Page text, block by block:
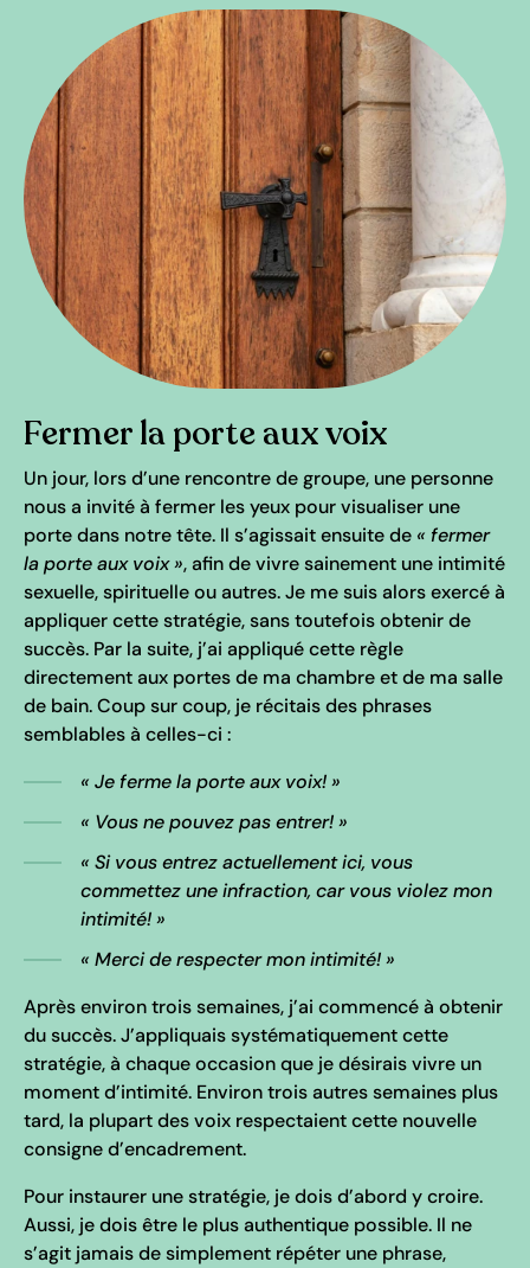
Fermer la porte aux voix
Un jour, lors d’une rencontre de groupe, une personne
nous a invité à fermer les yeux pour visualiser une
porte dans notre tête. Il s’agissait ensuite de « fermer
la porte aux voix », afin de vivre sainement une intimité
sexuelle, spirituelle ou autres. Je me suis alors exercé à
appliquer cette stratégie, sans toutefois obtenir de
succès. Par la suite, j’ai appliqué cette règle
directement aux portes de ma chambre et de ma salle
de bain. Coup sur coup, je récitais des phrases
semblables à celles-ci :
« Je ferme la porte aux voix! »
« Vous ne pouvez pas entrer! »
« Si vous entrez actuellement ici, vous
commettez une infraction, car vous violez mon
intimité! »
« Merci de respecter mon intimité! »
Après environ trois semaines, j’ai commencé à obtenir
du succès. J’appliquais systématiquement cette
stratégie, à chaque occasion que je désirais vivre un
moment d’intimité. Environ trois autres semaines plus
tard, la plupart des voix respectaient cette nouvelle
consigne d’encadrement.
Pour instaurer une stratégie, je dois d’abord y croire.
Aussi, je dois être le plus authentique possible. Il ne
s’agit jamais de simplement répéter une phrase,